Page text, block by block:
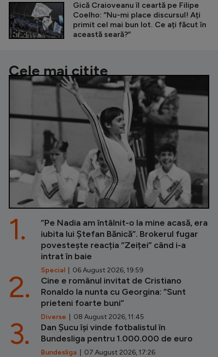
Gică Craioveanu îl ceartă pe Filipe
Coelho: ”Nu-mi place discursul! Ați
primit cel mai bun lot. Ce ați făcut în
această seară?”
Cele mai citite
”Pe Nadia am întâlnit-o la mine acasă, era
iubita lui Ștefan Bănică”. Brokerul fugar
povestește reacția ”Zeiței” când i-a
intrat în baie
Special | 06 August 2026, 19:59
1.
Cine e românul invitat de Cristiano
Ronaldo la nunta cu Georgina: ”Sunt
prieteni foarte buni”
Diverse | 08 August 2026, 11:45
2.
Dan Șucu își vinde fotbalistul în
Bundesliga pentru 1.000.000 de euro
Bundesliga | 07 August 2026, 17:26
3.